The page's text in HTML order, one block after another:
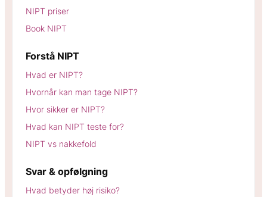
NIPT priser
Book NIPT
Forstå NIPT
Hvad er NIPT?
Hvornår kan man tage NIPT?
Hvor sikker er NIPT?
Hvad kan NIPT teste for?
NIPT vs nakkefold
Svar & opfølgning
Hvad betyder høj risiko?